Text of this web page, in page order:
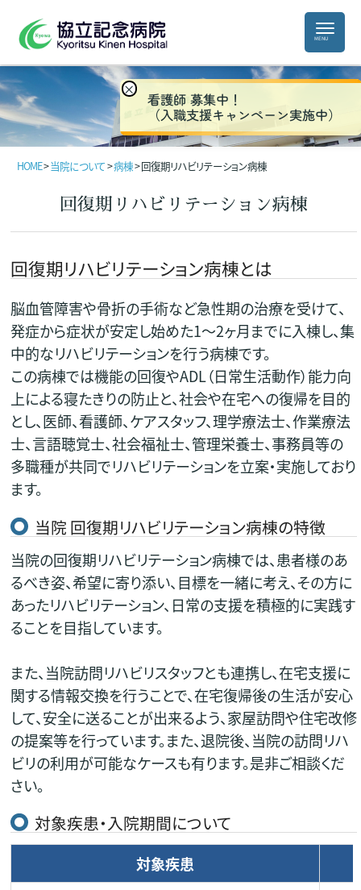
HOME>当院について>病棟>回復期リハビリテーション病棟
回復期リハビリテーション病棟
回復期リハビリテーション病棟とは
脳血管障害や骨折の手術など急性期の治療を受けて、
発症から症状が安定し始めた1～2ヶ月までに入棟し、集
中的なリハビリテーションを行う病棟です。
この病棟では機能の回復やADL（日常生活動作）能力向
上による寝たきりの防止と、社会や在宅への復帰を目的
とし、医師、看護師、ケアスタッフ、理学療法士、作業療法
士、言語聴覚士、社会福祉士、管理栄養士、事務員等の
多職種が共同でリハビリテーションを立案・実施しており
ます。
当院 回復期リハビリテーション病棟の特徴
当院の回復期リハビリテーション病棟では、患者様のあ
るべき姿、希望に寄り添い、目標を一緒に考え、その方に
あったリハビリテーション、日常の支援を積極的に実践す
ることを目指しています。
また、当院訪問リハビリスタッフとも連携し、在宅支援に
関する情報交換を行うことで、在宅復帰後の生活が安心
して、安全に送ることが出来るよう、家屋訪問や住宅改修
の提案等を行っています。また、退院後、当院の訪問リハ
ビリの利用が可能なケースも有ります。是非ご相談くだ
さい。
対象疾患・入院期間について
対象疾患
×
看護師 募集中！
（入職支援キャンペーン実施中）